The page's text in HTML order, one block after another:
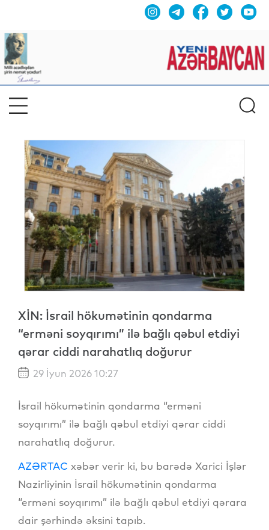
XİN: İsrail hökumətinin qondarma
“erməni soyqırımı” ilə bağlı qəbul etdiyi
qərar ciddi narahatlıq doğurur
29 İyun 2026 10:27
İsrail hökumətinin qondarma “erməni
soyqırımı” ilə bağlı qəbul etdiyi qərar ciddi
narahatlıq doğurur.
AZƏRTAC xəbər verir ki, bu barədə Xarici İşlər
Nazirliyinin İsrail hökumətinin qondarma
“erməni soyqırımı” ilə bağlı qəbul etdiyi qərara
dair şərhində əksini tapıb.